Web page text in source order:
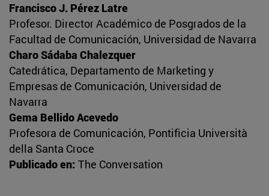
Francisco J. Pérez Latre
Profesor. Director Académico de Posgrados de la
Facultad de Comunicación, Universidad de Navarra
Charo Sádaba Chalezquer
Catedrática, Departamento de Marketing y
Empresas de Comunicación, Universidad de
Navarra
Gema Bellido Acevedo
Profesora de Comunicación, Pontificia Università
della Santa Croce
Publicado en: The Conversation